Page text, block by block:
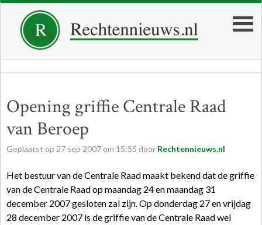
Opening griffie Centrale Raad
van Beroep
Geplaatst op 27 sep 2007 om 15:55 door Rechtennieuws.nl
Het bestuur van de Centrale Raad maakt bekend dat de griffie
van de Centrale Raad op maandag 24 en maandag 31
december 2007 gesloten zal zijn. Op donderdag 27 en vrijdag
28 december 2007 is de griffie van de Centrale Raad wel